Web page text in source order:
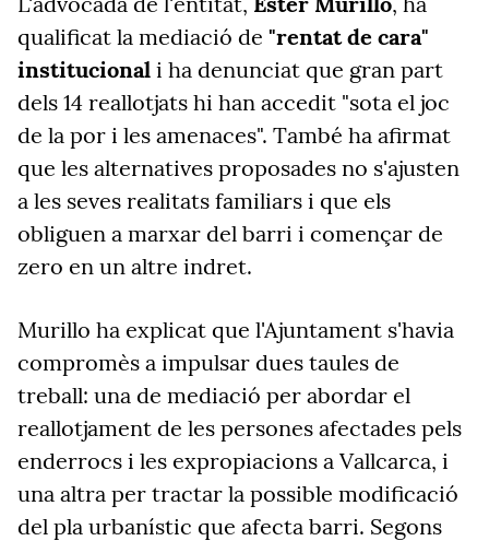
qualificat la mediació de "rentat de cara"
institucional i ha denunciat que gran part
dels 14 reallotjats hi han accedit "sota el joc
de la por i les amenaces". També ha afirmat
que les alternatives proposades no s'ajusten
a les seves realitats familiars i que els
obliguen a marxar del barri i començar de
zero en un altre indret.
Murillo ha explicat que l'Ajuntament s'havia
compromès a impulsar dues taules de
treball: una de mediació per abordar el
reallotjament de les persones afectades pels
enderrocs i les expropiacions a Vallcarca, i
una altra per tractar la possible modificació
del pla urbanístic que afecta barri. Segons